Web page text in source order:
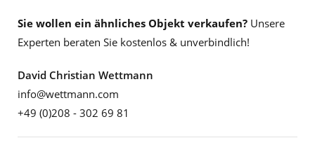
Sie wollen ein ähnliches Objekt verkaufen? Unsere
Experten beraten Sie kostenlos & unverbindlich!
David Christian Wettmann
info@wettmann.com
+49 (0)208 - 302 69 81